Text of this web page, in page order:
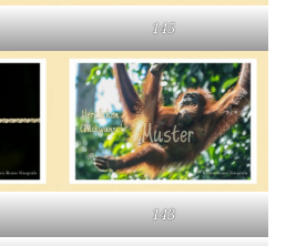
145
143